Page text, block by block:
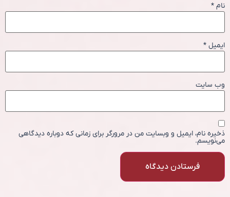
نام *
ایمیل *
وب‌ سایت
ذخیره نام، ایمیل و وبسایت من در مرورگر برای زمانی که دوباره دیدگاهی
می‌نویسم.